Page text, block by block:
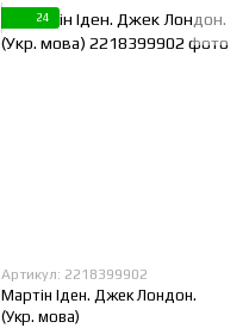
24
Артикул: 2218399902
Мартін Іден. Джек Лондон.
(Укр. мова)